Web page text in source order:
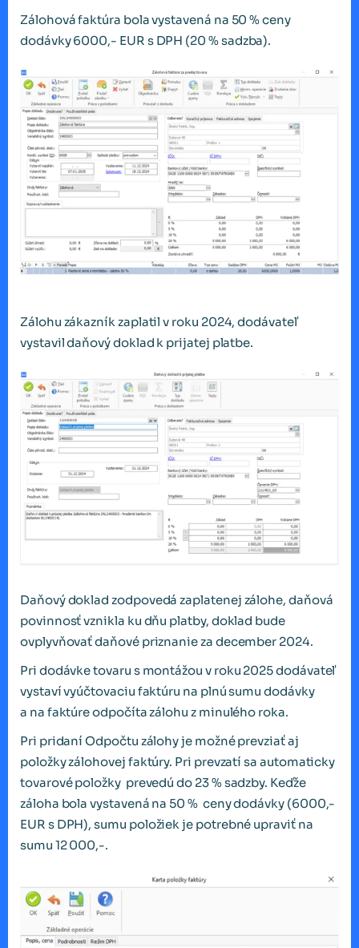
Zálohová faktúra bola vystavená na 50 % ceny
dodávky 6000,- EUR s DPH (20 % sadzba).
Zálohu zákazník zaplatil v roku 2024, dodávateľ
vystavil daňový doklad k prijatej platbe.
Daňový doklad zodpovedá zaplatenej zálohe, daňová
povinnosť vznikla ku dňu platby, doklad bude
ovplyvňovať daňové priznanie za december 2024.
Pri dodávke tovaru s montážou v roku 2025 dodávateľ
vystaví vyúčtovaciu faktúru na plnú sumu dodávky
a na faktúre odpočíta zálohu z minulého roka.
Pri pridaní Odpočtu zálohy je možné prevziať aj
položky zálohovej faktúry. Pri prevzatí sa automaticky
tovarové položky prevedú do 23 % sadzby. Keďže
záloha bola vystavená na 50 % ceny dodávky (6000,-
EUR s DPH), sumu položiek je potrebné upraviť na
sumu 12 000,-.